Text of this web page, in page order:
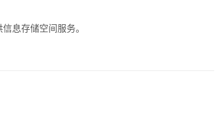
息存储空间服务。